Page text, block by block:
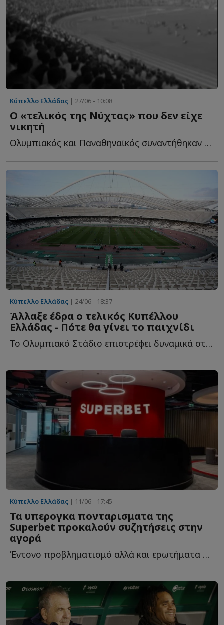
Κύπελλο Ελλάδας | 27/06 - 10:08
Ο «τελικός της Νύχτας» που δεν είχε
νικητή
Ολυμπιακός και Παναθηναϊκός συναντήθηκαν στο ουδέτερο γ...
Κύπελλο Ελλάδας | 24/06 - 18:37
Άλλαξε έδρα ο τελικός Κυπέλλου
Ελλάδας - Πότε θα γίνει το παιχνίδι
Το Ολυμπιακό Στάδιο επιστρέφει δυναμικά στο προσκήνιο ω...
Κύπελλο Ελλάδας | 11/06 - 17:45
Τα υπερογκα πονταρισματα της
Superbet προκαλούν συζητήσεις στην
αγορά
Έντονο προβληματισμό αλλά και ερωτήματα προκαλεί στην α...